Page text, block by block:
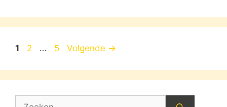
Pagina
1 Pagina
2 … Pagina
5 Volgende →
Zoek